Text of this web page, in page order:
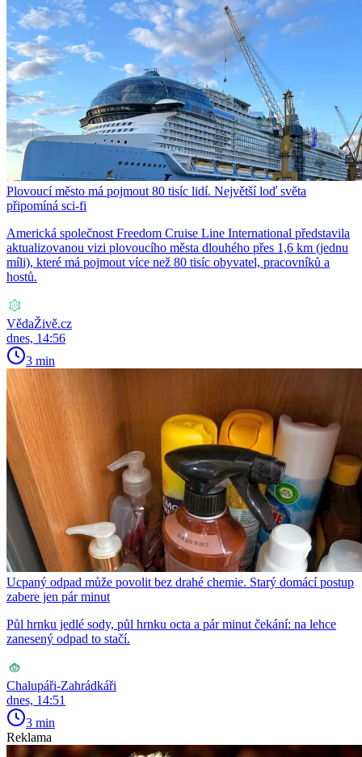
Plovoucí město má pojmout 80 tisíc lidí. Největší loď světa
připomíná sci-fi
Americká společnost Freedom Cruise Line International představila
aktualizovanou vizi plovoucího města dlouhého přes 1,6 km (jednu
míli), které má pojmout více než 80 tisíc obyvatel, pracovníků a
hostů.
VědaŽivě.cz
dnes, 14:56
3 min
Ucpaný odpad může povolit bez drahé chemie. Starý domácí postup
zabere jen pár minut
Půl hrnku jedlé sody, půl hrnku octa a pár minut čekání: na lehce
zanesený odpad to stačí.
Chalupáři-Zahrádkáři
dnes, 14:51
3 min
Reklama